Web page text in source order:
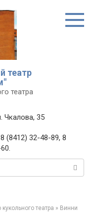
театр
театра
Чкалова, 35
(8412) 32-48-89, 8
театра » Винни